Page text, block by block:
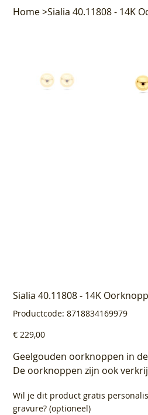
Home>Sialia 40.11808 - 14K
Sialia 40.11808 - 14K
Productcode: Productcode
8718834169979
8718834169979
Prijs
€ 229,00
Geelgouden oorknoppen in
De oorknoppen zijn ook
Wil je dit product gratis
gravure? (optioneel)